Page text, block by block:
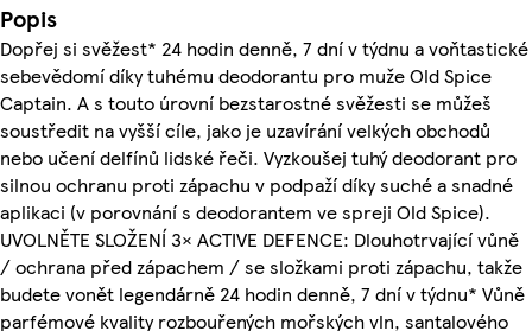
Popis
Dopřej si svěžest* 24 hodin denně, 7 dní v týdnu a voňtastické
sebevědomí díky tuhému deodorantu pro muže Old Spice
Captain. A s touto úrovní bezstarostné svěžesti se můžeš
soustředit na vyšší cíle, jako je uzavírání velkých obchodů
nebo učení delfínů lidské řeči. Vyzkoušej tuhý deodorant pro
silnou ochranu proti zápachu v podpaží díky suché a snadné
aplikaci (v porovnání s deodorantem ve spreji Old Spice).
UVOLNĚTE SLOŽENÍ 3× ACTIVE DEFENCE: Dlouhotrvající vůně
/ ochrana před zápachem / se složkami proti zápachu, takže
budete vonět legendárně 24 hodin denně, 7 dní v týdnu* Vůně
parfémové kvality rozbouřených mořských vln, santalového